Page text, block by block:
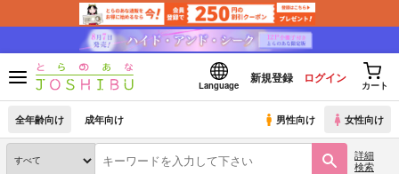
Language
新規登録 ログイン
カート
全年齢向け 成年向け 男性向け 女性向け
詳細
検索